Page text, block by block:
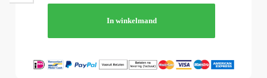
In winkelmand